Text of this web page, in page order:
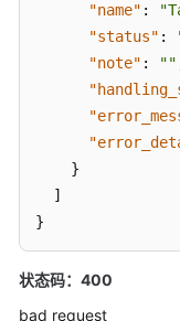
库
可
选
取
的
数
表
"name" :
"status" :
"note" : ""
}
]
}
状态码：400
bad request